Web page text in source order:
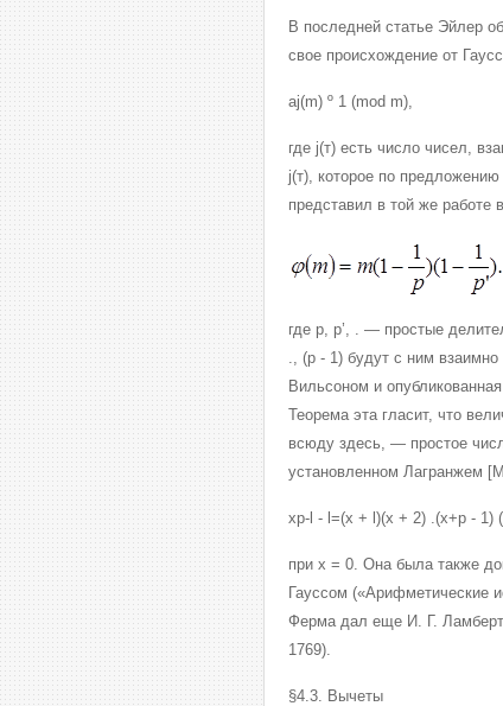
В последней статье Эйлер
свое происхождение от
аj(m) º 1 (mod m),
где j(т) есть число чисел,
j(т), которое по
представил в той же работе
где р, р’, . — простые
., (р - 1) будут с ним
Вильсоном и
Теорема эта гласит, что
всюду здесь, — простое
установленном Лагранжем
xp-l - l=(x + l)(x + 2) .(x+p - 1)
при x = 0. Она была также
Гауссом («Арифметические
Ферма дал еще И. Г.
1769).
§4.3. Вычеты